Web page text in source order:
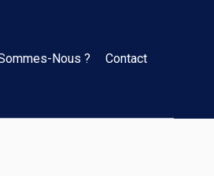
Nous ? Contact